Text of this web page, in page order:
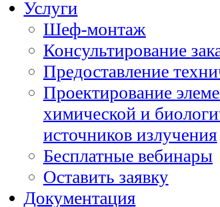
Услуги
Шеф-монтаж
Консультирование
Предоставление
Проектирование
химической и
источников излучения
Бесплатные вебинары
Оставить заявку
Документация